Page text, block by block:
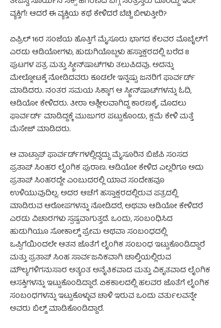
ವ್ಯಕ್ತಿಗೆ! ಆದರೆ ಈ ವ್ಯಕ್ತಿಯ ಕಥೆ ಕೇಳಿದರೆ ಬೆಚ್ಚಿ ಬೀಳುತ್ತೀರಿ?
ಏಪ್ರಿಲ್ 16ರ ಸಂಜೆಯ ಹೊತ್ತಿಗೆ ಮೈಸೂರು ಭಾಗದ ಕೆಲವರ ಮೊಬೈಲ್‍ಗೆ
ಎರಡು ಆಡಿಯೋಗಳು, ಹುಡುಗಿಯೊಬ್ಬಳು ಹಸ್ತಾಕ್ಷರದಲ್ಲಿ ಬರೆದ 8
ಪುಟಗಳ ಪತ್ರ ಮತ್ತು ಸ್ಕ್ರೀನ್‍ಷಾಟ್‍ಗಳು ತಲುಪಿದವು. ಅದನ್ನು
ಮೇಲ್ನೋಟಕ್ಕೆ ನೋಡಿದವರು ಕೂಡಲೇ ಇನ್ನಷ್ಟು ಜನರಿಗೆ ಫಾರ್ವರ್ಡ್
ಮಾಡಿದರು. ನಂತರ ಸಮಯ ಸಿಕ್ಕಾಗ ಆ ಸ್ಕ್ರೀನ್‍ಷಾಟ್‍ಗಳನ್ನು ಓದಿ,
ಆಡಿಯೋ ಕೇಳಿದರು. ತೀರಾ ಅಶ್ಲೀಲವಾಗಿದ್ದ ಕಾರಣಕ್ಕೆ, ಮೊದಲು
ಫಾರ್ವರ್ಡ್ ಮಾಡಿದ್ದಕ್ಕೆ ಮುಜುಗರ ಪಟ್ಟುಕೊಂಡು, ಕ್ಷಮೆ ಕೇಳಿ ಮತ್ತೆ
ಮೆಸೇಜ್ ಮಾಡಿದರು.
ಆ ವಾಟ್ಸಾಪ್ ಫಾರ್ವರ್ಡ್‍ಗಳಲ್ಲಿದ್ದದ್ದು ಮೈಸೂರಿನ ಬಿಜೆಪಿ ಸಂಸದ
ಪ್ರತಾಪ್ ಸಿಂಹರ ಲೈಂಗಿಕ ಪುರಾಣ. ಆಡಿಯೋ ಕೇಳಿದ ಎಲ್ಲರಿಗೂ ಅದು
ಪ್ರತಾಪ್ ಸಿಂಹರದ್ದೇ ಎಂಬುದರಲ್ಲಿ ಯಾವ ಸಂದೇಹವೂ
ಉಳಿಯುವುದಿಲ್ಲ. ಅದರ ಆಚೆಗೆ ಹಸ್ತಾಕ್ಷರದಲ್ಲಿರುವ ಪತ್ರದಲ್ಲಿ
ಮಾಡಿರುವ ಆರೋಪಗಳನ್ನು ನೋಡಿದರೆ, ಅಥವಾ ಆಡಿಯೋ ಕೇಳಿದರೆ
ಎರಡು ವಿಚಾರಗಳು ಸ್ಪಷ್ಟವಾಗುತ್ತದೆ. ಒಂದು, ಸಂಬಂಧಿಸಿದ
ಹುಡುಗಿಯೂ ಸೋಕಾಲ್ಡ್ ಪ್ರೇಮ ಅಥವಾ ಸಂಬಂಧದಲ್ಲಿ
ಒಪ್ಪಿಗೆಯಿಂದಲೇ ಆತನ ಜೊತೆಗೆ ಲೈಂಗಿಕ ಸಂಬಂಧ ಇಟ್ಟುಕೊಂಡಿದ್ದಾರೆ
ಮತ್ತು ಪ್ರತಾಪ್ ಸಿಂಹ ಸಾರ್ವಜನಿಕವಾಗಿ ಚಾಲ್ತಿಯಲ್ಲಿರುವ
ಮೌಲ್ಯಗಳಿಗನುಸಾರ ಅತ್ಯಂತ ಅನೈತಿಕವಾದ ಮತ್ತು ವಿಕೃತವಾದ ಲೈಂಗಿಕ
ಆಸಕ್ತಿಗಳನ್ನು ಇಟ್ಟುಕೊಂಡಿದ್ದಾರೆ. ಏಕಕಾಲದಲ್ಲಿ ಹಲವರ ಜೊತೆಗೆ ಲೈಂಗಿಕ
ಸಂಬಂಧಗಳನ್ನು ಇಟ್ಟುಕೊಳ್ಳುವ ಚಾಳಿ ಇರುವ ಒಂದು ವರ್ತುಲವನ್ನೇ
ಅವರು ಬಿಲ್ಡ್ ಮಾಡಿಕೊಂಡಿದ್ದಾರೆ.